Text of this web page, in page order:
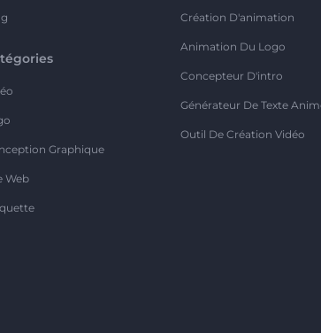
Graphique
Web
Création D'animation
Animation Du Logo
Concepteur D'intro
Générateur De Texte
Outil De Création Vidéo